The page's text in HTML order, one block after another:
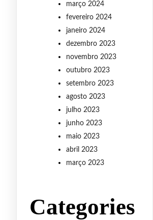
março 2024
fevereiro 2024
janeiro 2024
dezembro 2023
novembro 2023
outubro 2023
setembro 2023
agosto 2023
julho 2023
junho 2023
maio 2023
abril 2023
março 2023
Categories